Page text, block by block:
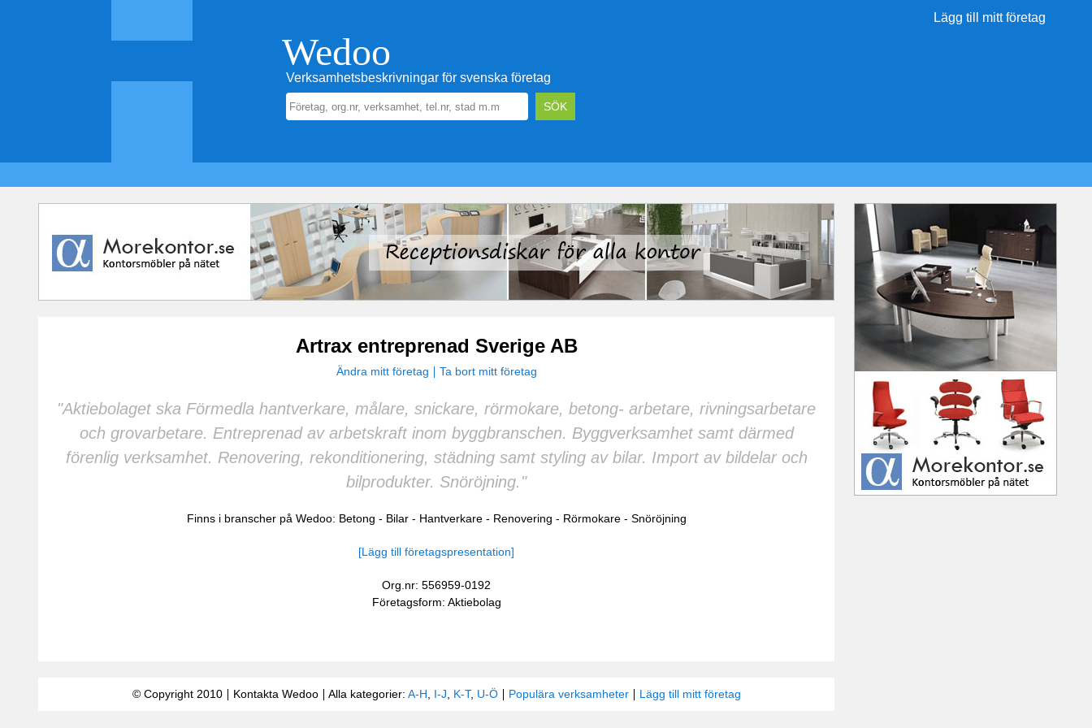
Lägg till mitt företag
Wedoo
Verksamhetsbeskrivningar för svenska företag
Artrax entreprenad Sverige AB
Ändra mitt företag Ta bort mitt företag
"Aktiebolaget ska Förmedla hantverkare, målare, snickare, rörmokare, betong- arbetare, rivningsarbetare
och grovarbetare. Entreprenad av arbetskraft inom byggbranschen. Byggverksamhet samt därmed
förenlig verksamhet. Renovering, rekonditionering, städning samt styling av bilar. Import av bildelar och
bilprodukter. Snöröjning."
Finns i branscher på Wedoo: Betong - Bilar- Hantverkare- Renovering - Rörmokare- Snöröjning
[Lägg till företagspresentation]
Org.nr: 556959-0192
Företagsform: Aktiebolag
© Copyright 2010 Kontakta Wedoo Alla kategorier: A-H I-J K-T, U-Ö Populära verksamheter Lägg till mitt företag